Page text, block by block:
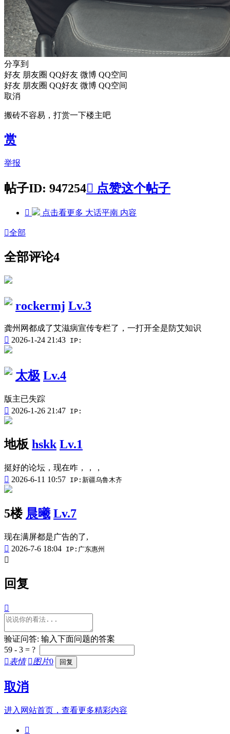
分享到
好友 朋友圈 QQ好友 微博 QQ空间
好友 朋友圈 QQ好友 微博 QQ空间
取消
搬砖不容易，打赏一下楼主吧
赏
举报
帖子ID: 947254 点赞这个帖子
 点击看更多 大话平南 内容
全部
全部评论4
rockermj Lv.3
龚州网都成了艾滋病宣传专栏了，一打开全是防艾知识
 2026-1-24 21:43 IP:
太极 Lv.4
版主已失踪
 2026-1-26 21:47 IP:
地板 hskk Lv.1
挺好的论坛，现在咋，，，
 2026-6-11 10:57 IP:新疆乌鲁木齐
5楼 晨曦 Lv.7
现在满屏都是广告的了,
 2026-7-6 18:04 IP:广东惠州

回复

验证问答: 输入下面问题的答案
59 - 3 = ?
表情 图片0
取消
进入网站首页，查看更多精彩内容
